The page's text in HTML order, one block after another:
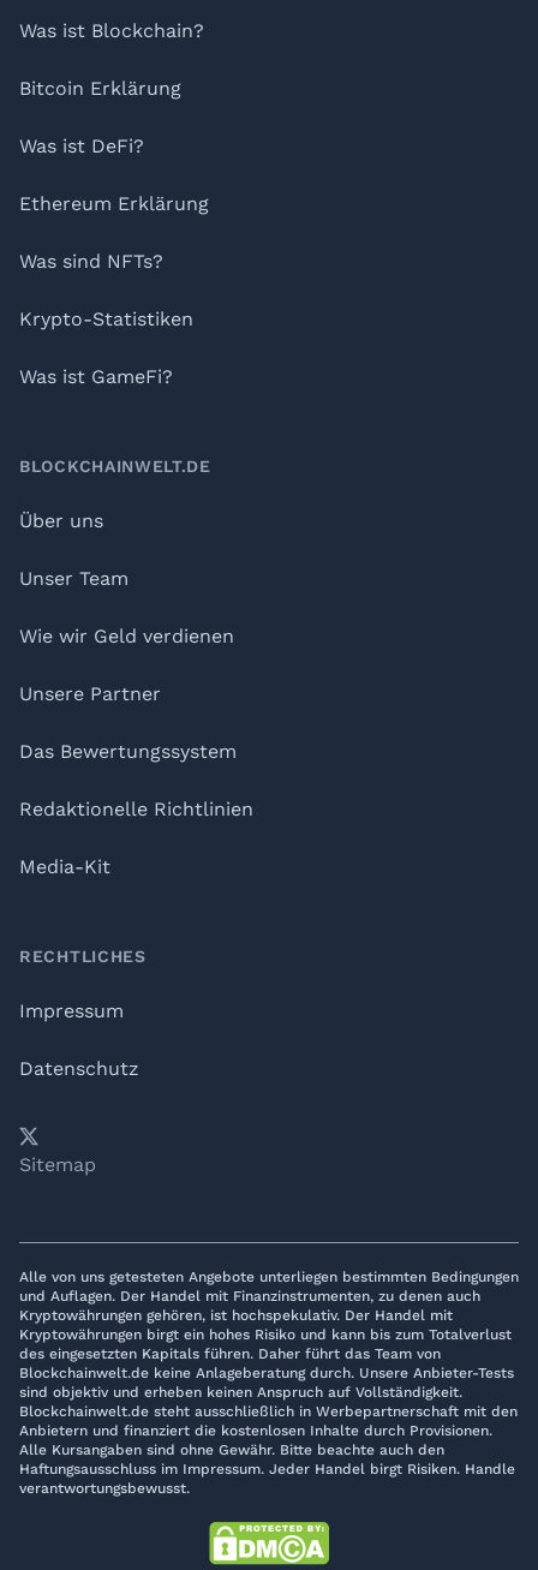
Was ist Blockchain?
Bitcoin Erklärung
Was ist DeFi?
Ethereum Erklärung
Was sind NFTs?
Krypto-Statistiken
Was ist GameFi?
BLOCKCHAINWELT.DE
Über uns
Unser Team
Wie wir Geld verdienen
Unsere Partner
Das Bewertungssystem
Redaktionelle Richtlinien
Media-Kit
RECHTLICHES
Impressum
Datenschutz
YouTube
𝕏LinkedIn
Telegram
Sitemap
Alle von uns getesteten Angebote unterliegen bestimmten Bedingungen
und Auflagen. Der Handel mit Finanzinstrumenten, zu denen auch
Kryptowährungen gehören, ist hochspekulativ. Der Handel mit
Kryptowährungen birgt ein hohes Risiko und kann bis zum Totalverlust
des eingesetzten Kapitals führen. Daher führt das Team von
Blockchainwelt.de keine Anlageberatung durch. Unsere Anbieter-Tests
sind objektiv und erheben keinen Anspruch auf Vollständigkeit.
Blockchainwelt.de steht ausschließlich in Werbepartnerschaft mit den
Anbietern und finanziert die kostenlosen Inhalte durch Provisionen.
Alle Kursangaben sind ohne Gewähr. Bitte beachte auch den
Haftungsausschluss im Impressum. Jeder Handel birgt Risiken. Handle
verantwortungsbewusst.